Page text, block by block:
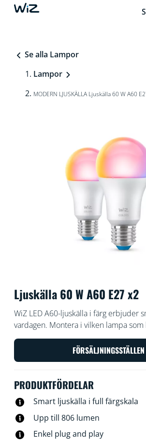
Se alla Lampor
Lampor
MODERN LJUSKÄLLA Ljuskälla 60 W A60
Ljuskälla 60 W A60 E27 x2
WiZ LED A60-ljuskälla i färg erbjuder
vardagen. Montera i vilken lampa
skapa önskad stämning med hjälp av
färger, samt varmvitt eller kallvitt ljus.
scheman för att tända och släcka
ljuskällorna med hjälp av din
ljuskällorna ansluter till din befintliga
ingen ytterligare enhet behövs.
FÖRSÄLJNINGSSTÄLLEN
PRODUKTFÖRDELAR
Smart ljuskälla i full färgskala
Upp till 806 lumen
Enkel plug and play